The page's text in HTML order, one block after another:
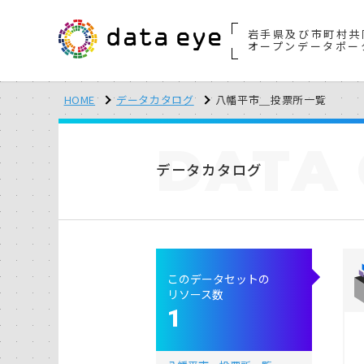
岩手県及び市町村共
オープンデータポー
HOME データカタログ 八幡平市＿投票所一覧
データカタログ
DATA
このデータセットの
リソース数
1